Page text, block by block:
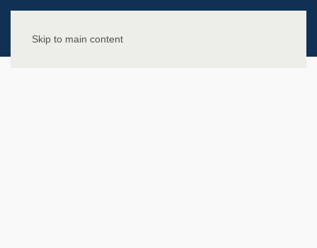
Skip to main content